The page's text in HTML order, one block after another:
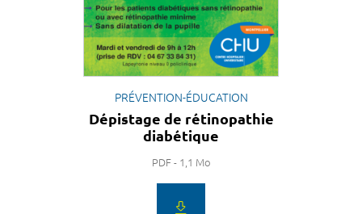
PRÉVENTION-ÉDUCATION
Dépistage de rétinopathie
diabétique
PDF - 1,1 Mo